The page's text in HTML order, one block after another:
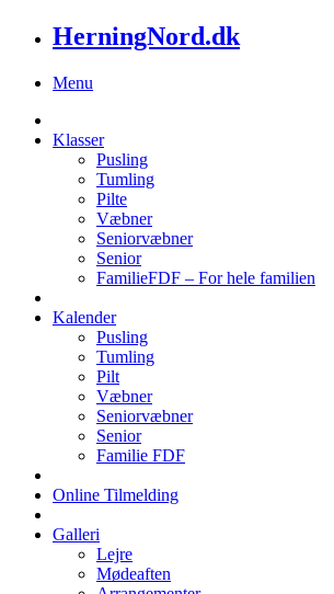
HerningNord.dk
Menu
Klasser
Pusling
Tumling
Pilte
Væbner
Seniorvæbner
Senior
FamilieFDF – For hele familien
Kalender
Pusling
Tumling
Pilt
Væbner
Seniorvæbner
Senior
Familie FDF
Online Tilmelding
Galleri
Lejre
Mødeaften